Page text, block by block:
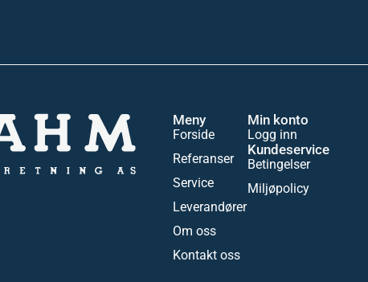
Meny
Forside
Referanser
Service
Leverandører
Om oss
Kontakt oss
Min konto
Logg inn
Kundeservice
Betingelser
Miljøpolicy